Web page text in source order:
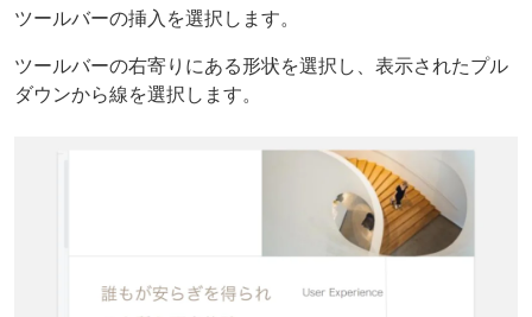
ツールバーの挿入を選択します。
ツールバーの右寄りにある形状を選択し、表示されたプル
ダウンから線を選択します。